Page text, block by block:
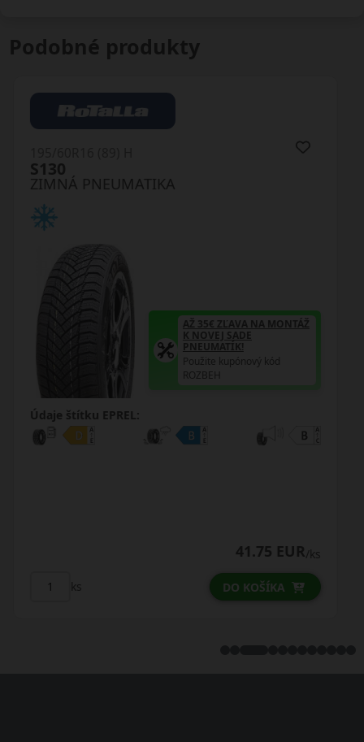
Podobné produkty
ZIMNÁ PNEUMATIKA
LL01 Snowlink
AŽ 35€ ZĽAVA NA MONTÁŽ
K NOVEJ SADE
PNEUMATÍK!
Použite kupónový kód
ROZBEH
Údaje štítku EPREL:
53.25 EUR
DO KOŠÍKA